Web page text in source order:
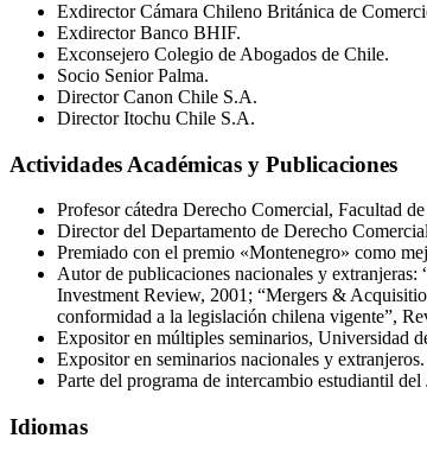
Exdirector Cámara Chileno Británica de
Exdirector Banco BHIF.
Exconsejero Colegio de Abogados de Chile.
Socio Senior Palma.
Director Canon Chile S.A.
Director Itochu Chile S.A.
Actividades Académicas y Publicaciones
Profesor cátedra Derecho Comercial, Facultad
Director del Departamento de Derecho
Premiado con el premio «Montenegro» como
Autor de publicaciones nacionales y
Investment Review, 2001; “Mergers &
conformidad a la legislación chilena vigente”,
Expositor en múltiples seminarios, Universidad
Expositor en seminarios nacionales y extranjeros.
Parte del programa de intercambio estudiantil
Idiomas